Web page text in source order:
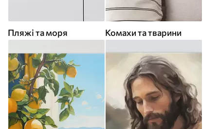
Пляжі та моря Комахи та тварини